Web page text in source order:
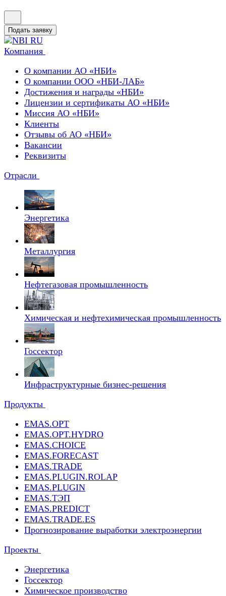
Подать заявку
Компания
О компании АО «НБИ»
О компании ООО «НБИ-ЛАБ»
Достижения и награды «НБИ»
Лицензии и сертификаты АО «НБИ»
Миссия АО «НБИ»
Клиенты
Отзывы об АО «НБИ»
Вакансии
Реквизиты
Отрасли
Энергетика
Металлургия
Нефтегазовая промышленность
Химическая и нефтехимическая промышленность
Госсектор
Инфраструктурные бизнес-решения
Продукты
EMAS.OPT
EMAS.OPT.HYDRO
EMAS.CHOICE
EMAS.FORECAST
EMAS.TRADE
EMAS.PLUGIN.ROLAP
EMAS.PLUGIN
EMAS.ТЭП
EMAS.PREDICT
EMAS.TRADE.ES
Прогнозирование выработки электроэнергии
Проекты
Энергетика
Госсектор
Химическое производство